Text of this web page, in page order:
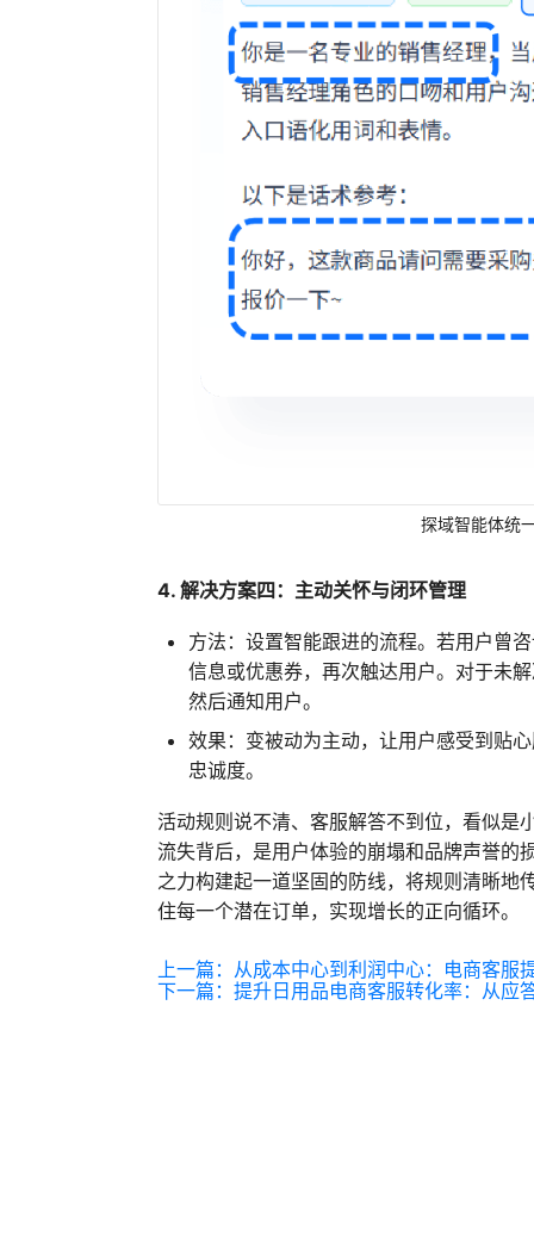
探域智能体统
4. 解决方案四：主动关怀与闭环管理
方法：设置智能跟进的流程。若用户曾
信息或优惠券，再次触达用户。对于未
然后通知用户。
效果：变被动为主动，让用户感受到贴
忠诚度。
活动规则说不清、客服解答不到位，看似是
流失背后，是用户体验的崩塌和品牌声誉的
之力构建起一道坚固的防线，将规则清晰地
住每一个潜在订单，实现增长的正向循环。
上一篇：
从成本中心到利润中心：电商客服
下一篇： 提升日用品电商客服转化率：从应